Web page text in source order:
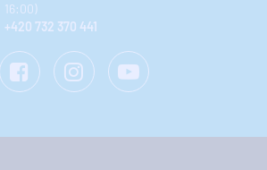
16:00)
+420 732 370 441